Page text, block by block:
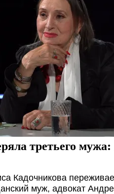
третьего
Кадочникова
муж, адвокат